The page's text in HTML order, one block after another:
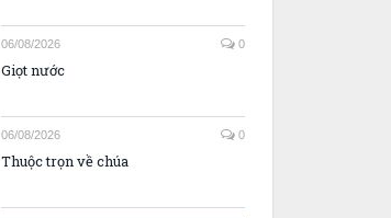
06/08/2026 0
Giọt nước
06/08/2026 0
Thuộc trọn về chúa